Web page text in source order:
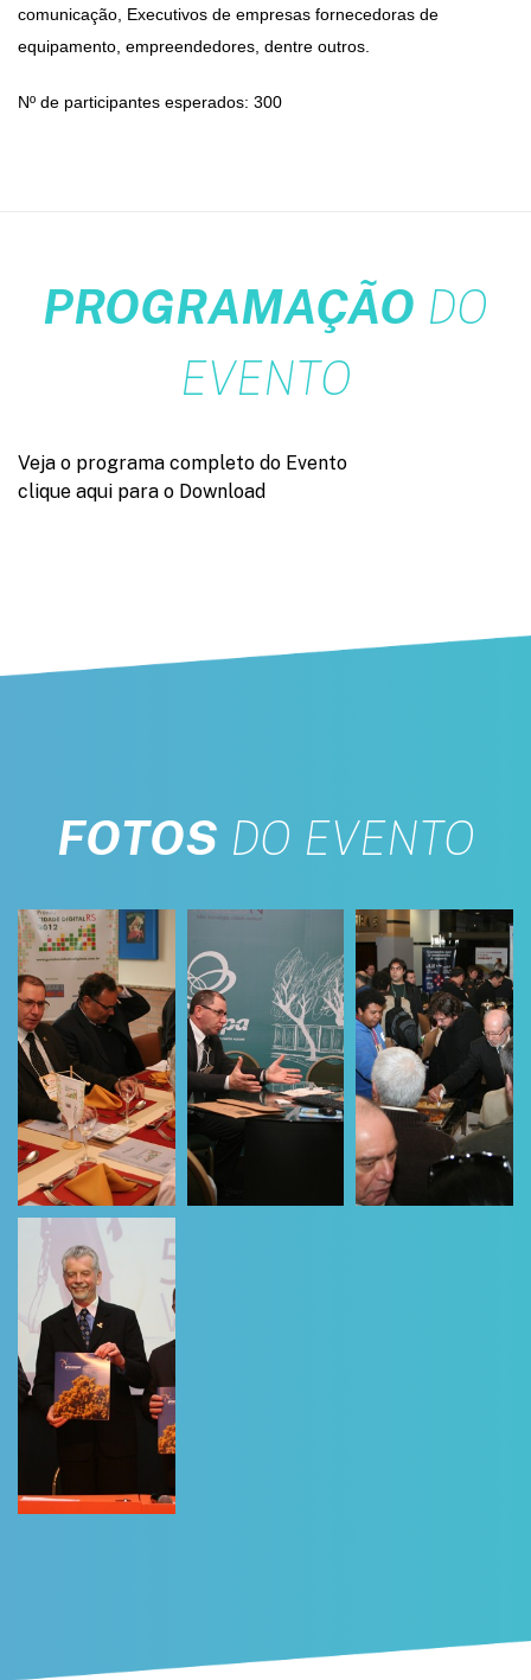
comunicação, Executivos de empresas fornecedoras de
equipamento, empreendedores, dentre outros.
Nº de participantes esperados: 300
PROGRAMAÇÃO DO
EVENTO
Veja o programa completo do Evento
clique aqui para o Download
FOTOS DO EVENTO